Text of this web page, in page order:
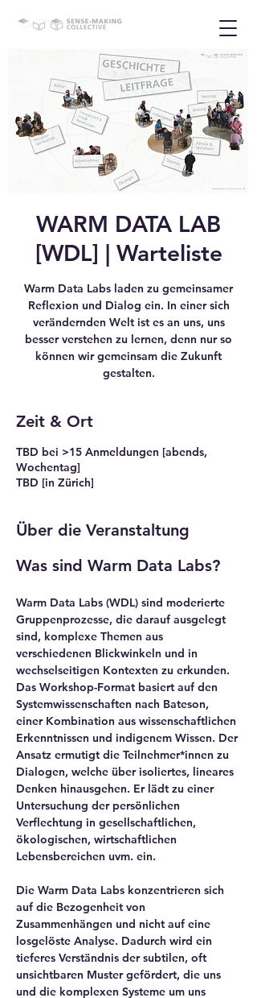
WARM DATA LAB
[WDL] | Warteliste
Warm Data Labs laden zu gemeinsamer
Reflexion und Dialog ein. In einer sich
verändernden Welt ist es an uns, uns
besser verstehen zu lernen, denn nur so
können wir gemeinsam die Zukunft
gestalten.
Zeit & Ort
TBD bei >15 Anmeldungen [abends,
Wochentag]
TBD [in Zürich]
Über die Veranstaltung
Was sind Warm Data Labs?
Warm Data Labs (WDL) sind moderierte
Gruppenprozesse, die darauf ausgelegt
sind, komplexe Themen aus
verschiedenen Blickwinkeln und in
wechselseitigen Kontexten zu erkunden.
Das Workshop-Format basiert auf den
Systemwissenschaften nach Bateson,
einer Kombination aus wissenschaftlichen
Erkenntnissen und indigenem Wissen. Der
Ansatz ermutigt die Teilnehmer*innen zu
Dialogen, welche über isoliertes, lineares
Denken hinausgehen. Er lädt zu einer
Untersuchung der persönlichen
Verflechtung in gesellschaftlichen,
ökologischen, wirtschaftlichen
Lebensbereichen uvm. ein.
Die Warm Data Labs konzentrieren sich
auf die Bezogenheit von
Zusammenhängen und nicht auf eine
losgelöste Analyse. Dadurch wird ein
tieferes Verständnis der subtilen, oft
unsichtbaren Muster gefördert, die uns
und die komplexen Systeme um uns